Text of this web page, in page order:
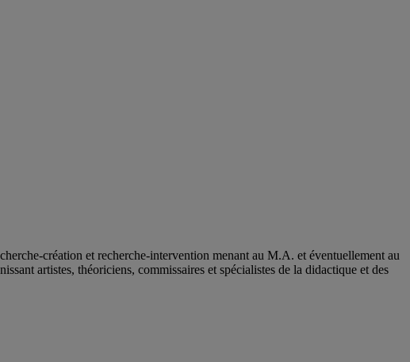
création et recherche-intervention menant au M.A. et éventuellement au
artistes, théoriciens, commissaires et spécialistes de la didactique et des